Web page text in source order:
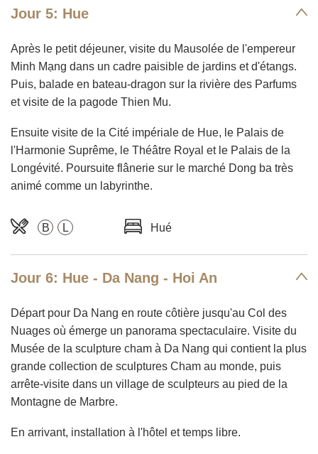
Jour 5: Hue
Après le petit déjeuner, visite du Mausolée de l'empereur
Minh Mạng dans un cadre paisible de jardins et d'étangs.
Puis, balade en bateau-dragon sur la rivière des Parfums
et visite de la pagode Thien Mu.
Ensuite visite de la Cité impériale de Hue, le Palais de
l'Harmonie Suprême, le Théâtre Royal et le Palais de la
Longévité. Poursuite flânerie sur le marché Dong ba très
animé comme un labyrinthe.
B L Hué
Jour 6: Hue - Da Nang - Hoi An
Départ pour Da Nang en route côtière jusqu'au Col des
Nuages où émerge un panorama spectaculaire. Visite du
Musée de la sculpture cham à Da Nang qui contient la plus
grande collection de sculptures Cham au monde, puis
arrête-visite dans un village de sculpteurs au pied de la
Montagne de Marbre.
En arrivant, installation à l'hôtel et temps libre.